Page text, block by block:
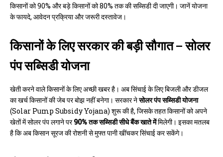
किसानों को 90% और बड़े किसानों को 80% तक की सब्सिडी दी जाएगी। जानें योजना
के फायदे, आवेदन प्रक्रिया और जरूरी दस्तावेज।
किसानों के लिए सरकार की बड़ी सौगात – सोलर
पंप सब्सिडी योजना
खेती करने वाले किसानों के लिए अच्छी खबर है। अब सिंचाई के लिए बिजली और डीजल
का खर्च किसानों की जेब पर बोझ नहीं बनेगा। सरकार नेसोलर पंप सब्सिडी योजना
(Solar Pump Subsidy Yojana) शुरू की है, जिसके तहत किसानों को अपने
खेतों में सोलर पंप लगाने पर90% तक सब्सिडी सीधे बैंक खाते मेंमिलेगी। इसका मतलब
है कि अब किसान सूरज की रोशनी से मुफ्त पानी खींचकर सिंचाई कर सकेंगे।